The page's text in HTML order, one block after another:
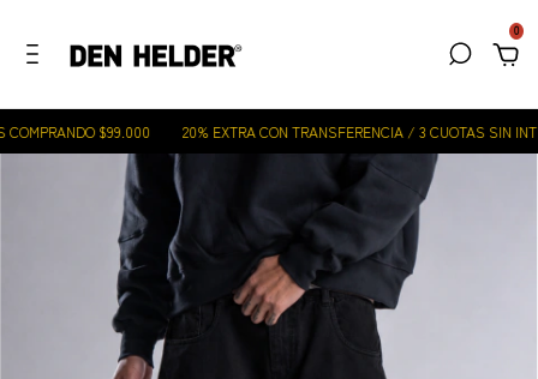
0
$99.000 20% EXTRA CON TRANSFERENCIA / 3 CUOTAS SIN